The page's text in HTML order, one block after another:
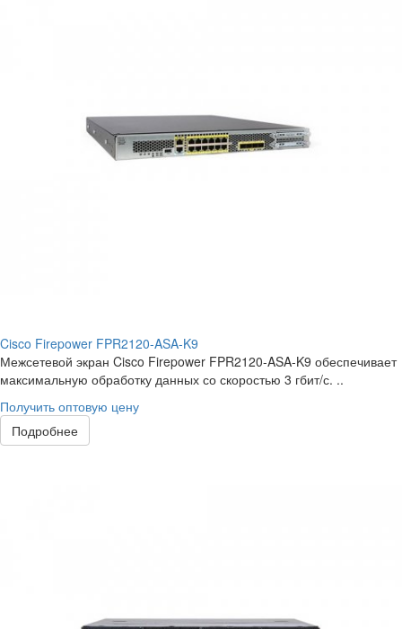
Cisco Firepower FPR2120-ASA-K9
Межсетевой экран Cisco Firepower FPR2120-ASA-K9 обеспечивает
максимальную обработку данных со скоростью 3 гбит/с. ..
Получить оптовую цену
Подробнее